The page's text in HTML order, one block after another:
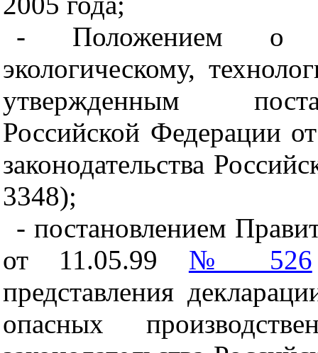
- Положением о
экологическому,
утвержденным
Российской Федерации
законодательства
3348);
- постановлением
от 11.05.99 № 526
представления
опасных